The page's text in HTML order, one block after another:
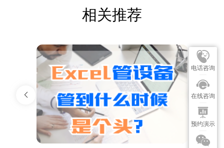
相关推荐
电话咨询
在线咨询
预约演示